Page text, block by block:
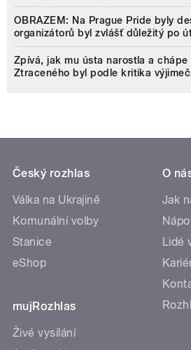
OBRAZEM: Na Prague Pride byly
organizátorů byl zvlášť důležitý po
Zpívá, jak mu ústa narostla a
Ztraceného byl podle kritika
Český rozhlas
Válka na Ukrajině
Komunální volby
Stanice
eShop
mujRozhlas
Živé vysílání
O
Jak
Lidé